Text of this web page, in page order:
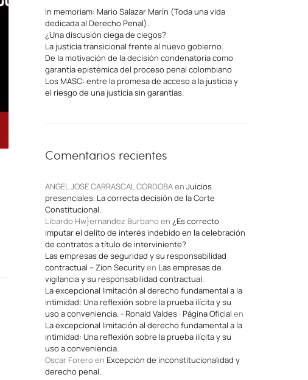
In memoriam: Mario Salazar Marín (Toda una vida
dedicada al Derecho Penal).
¿Una discusión ciega de ciegos?
La justicia transicional frente al nuevo gobierno.
De la motivación de la decisión condenatoria como
garantía epistémica del proceso penal colombiano
Los MASC: entre la promesa de acceso a la justicia y
el riesgo de una justicia sin garantías.
Comentarios recientes
ANGEL JOSE CARRASCAL CORDOBAen Juicios
presenciales. La correcta decisión de la Corte
Constitucional.
Libardo Hw}ernandez Burbano en ¿Es correcto
imputar el delito de interés indebido en la celebración
de contratos a título de interviniente?
Las empresas de seguridad y su responsabilidad
contractual – Zion Securityen Las empresas de
vigilancia y su responsabilidad contractual.
La excepcional limitación al derecho fundamental a la
intimidad: Una reflexión sobre la prueba ilícita y su
uso a conveniencia. - Ronald Valdes · Página Oficial en
La excepcional limitación al derecho fundamental a la
intimidad: Una reflexión sobre la prueba ilícita y su
uso a conveniencia.
Oscar Forero en Excepción de inconstitucionalidad y
derecho penal.